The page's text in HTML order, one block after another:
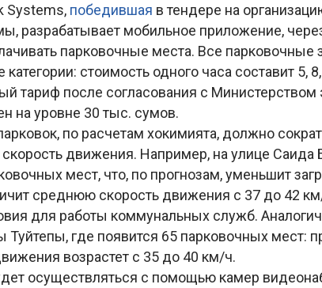
Systems, победившая в тендере на
разрабатывает мобильное приложение,
парковочные места. Все
стоимость одного часа составит 5,
тариф после согласования с Министерством
на уровне 30 тыс. сумов.
по расчетам хокимията, должно
движения. Например, на улице Саида
мест, что, по прогнозам, уменьшит
среднюю скорость движения с 37 до 42
для работы коммунальных служб.
где появится 65 парковочных мест:
возрастет с 35 до 40 км/ч.
осуществляться с помощью камер